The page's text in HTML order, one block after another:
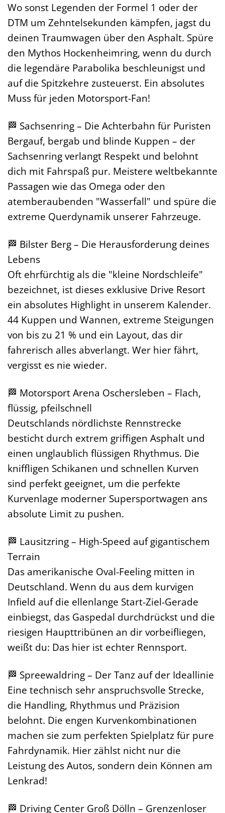
Wo sonst Legenden der Formel 1 oder der
DTM um Zehntelsekunden kämpfen, jagst du
deinen Traumwagen über den Asphalt. Spüre
den Mythos Hockenheimring, wenn du durch
die legendäre Parabolika beschleunigst und
auf die Spitzkehre zusteuerst. Ein absolutes
Muss für jeden Motorsport-Fan!
🏁 Sachsenring – Die Achterbahn für Puristen
Bergauf, bergab und blinde Kuppen – der
Sachsenring verlangt Respekt und belohnt
dich mit Fahrspaß pur. Meistere weltbekannte
Passagen wie das Omega oder den
atemberaubenden "Wasserfall" und spüre die
extreme Querdynamik unserer Fahrzeuge.
🏁 Bilster Berg – Die Herausforderung deines
Lebens
Oft ehrfürchtig als die "kleine Nordschleife"
bezeichnet, ist dieses exklusive Drive Resort
ein absolutes Highlight in unserem Kalender.
44 Kuppen und Wannen, extreme Steigungen
von bis zu 21 % und ein Layout, das dir
fahrerisch alles abverlangt. Wer hier fährt,
vergisst es nie wieder.
🏁 Motorsport Arena Oschersleben – Flach,
flüssig, pfeilschnell
Deutschlands nördlichste Rennstrecke
besticht durch extrem griffigen Asphalt und
einen unglaublich flüssigen Rhythmus. Die
kniffligen Schikanen und schnellen Kurven
sind perfekt geeignet, um die perfekte
Kurvenlage moderner Supersportwagen ans
absolute Limit zu pushen.
🏁 Lausitzring – High-Speed auf gigantischem
Terrain
Das amerikanische Oval-Feeling mitten in
Deutschland. Wenn du aus dem kurvigen
Infield auf die ellenlange Start-Ziel-Gerade
einbiegst, das Gaspedal durchdrückst und die
riesigen Haupttribünen an dir vorbeifliegen,
weißt du: Das hier ist echter Rennsport.
🏁 Spreewaldring – Der Tanz auf der Ideallinie
Eine technisch sehr anspruchsvolle Strecke,
die Handling, Rhythmus und Präzision
belohnt. Die engen Kurvenkombinationen
machen sie zum perfekten Spielplatz für pure
Fahrdynamik. Hier zählst nicht nur die
Leistung des Autos, sondern dein Können am
Lenkrad!
🏁 Driving Center Groß Dölln – Grenzenloser